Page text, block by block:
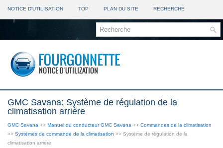
NOTICE D'UTILISATION TOP PLAN DU SITE RECHERCHE
GMC Savana: Système de régulation de la
climatisation arrière
GMC Savana >> Manuel du conducteur GMC Savana >> Commandes de la climatisation
>> Systèmes de commande de la climatisation >> Système de régulation de la
climatisation arrière